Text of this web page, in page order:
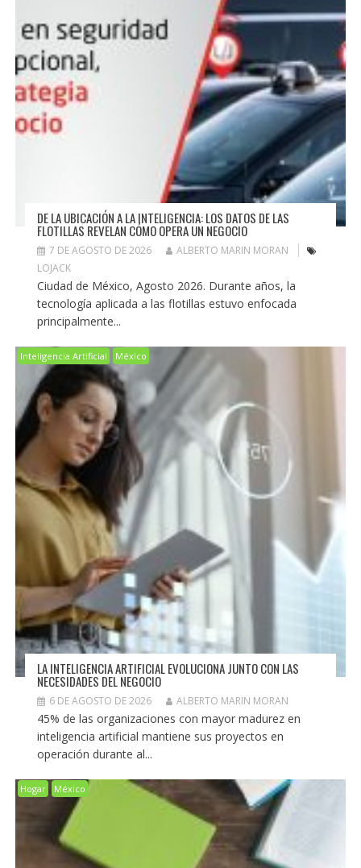
DE LA UBICACIÓN A LA INTELIGENCIA: LOS DATOS DE LAS
FLOTILLAS REVELAN CÓMO OPERA UN NEGOCIO
7 DE AGOSTO DE 2026
ALBERTO MARIN MORAN
LOJACK
Ciudad de México, Agosto 2026. Durante años, la
tecnología aplicada a las flotillas estuvo enfocada
principalmente...
Inteligencia Artificial México
LA INTELIGENCIA ARTIFICIAL EVOLUCIONA JUNTO CON LAS
NECESIDADES DEL NEGOCIO
6 DE AGOSTO DE 2026 ALBERTO MARIN MORAN
45% de las organizaciones con mayor madurez en
inteligencia artificial mantiene sus proyectos en
operación durante al...
Hogar México